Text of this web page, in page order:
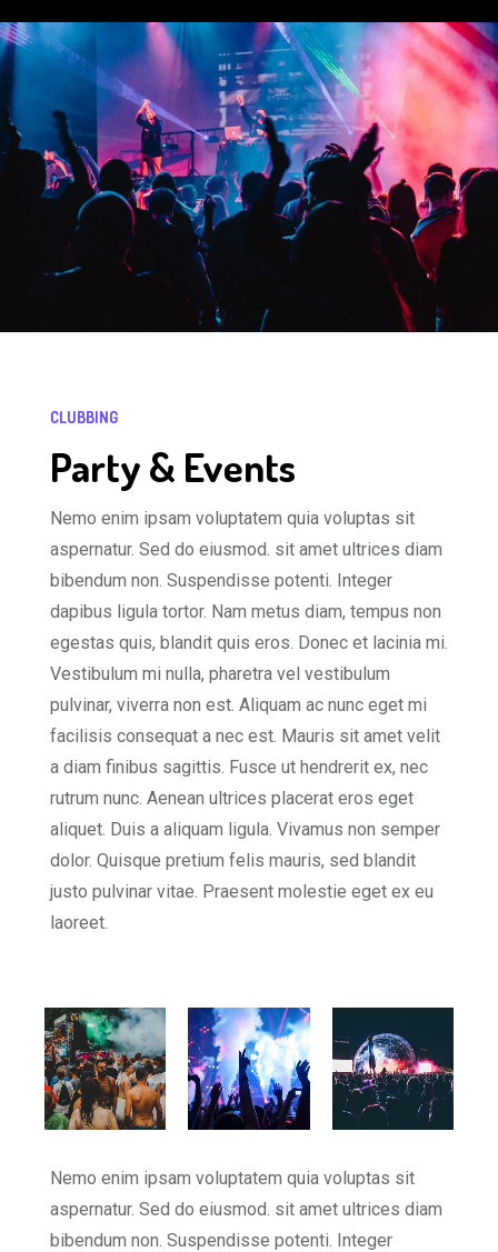
CLUBBING
Party & Events
Nemo enim ipsam voluptatem quia voluptas sit
aspernatur. Sed do eiusmod. sit amet ultrices diam
bibendum non. Suspendisse potenti. Integer
dapibus ligula tortor. Nam metus diam, tempus non
egestas quis, blandit quis eros. Donec et lacinia mi.
Vestibulum mi nulla, pharetra vel vestibulum
pulvinar, viverra non est. Aliquam ac nunc eget mi
facilisis consequat a nec est. Mauris sit amet velit
a diam finibus sagittis. Fusce ut hendrerit ex, nec
rutrum nunc. Aenean ultrices placerat eros eget
aliquet. Duis a aliquam ligula. Vivamus non semper
dolor. Quisque pretium felis mauris, sed blandit
justo pulvinar vitae. Praesent molestie eget ex eu
laoreet.
Nemo enim ipsam voluptatem quia voluptas sit
aspernatur. Sed do eiusmod. sit amet ultrices diam
bibendum non. Suspendisse potenti. Integer